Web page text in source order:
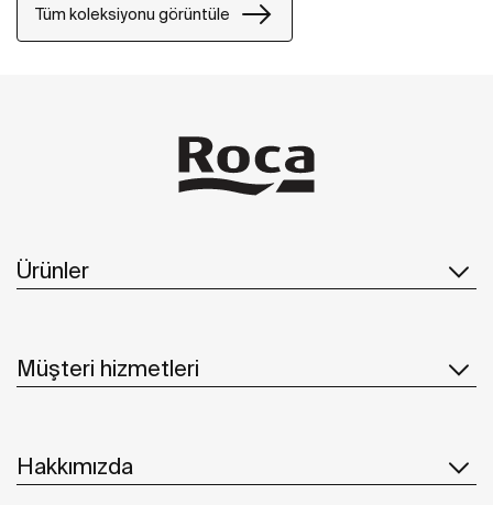
Tüm koleksiyonu görüntüle
Ürünler
Müşteri hizmetleri
Hakkımızda